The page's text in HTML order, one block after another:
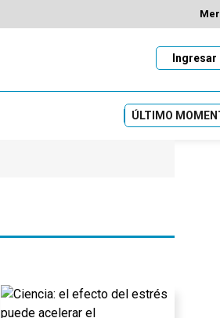
Ingresar
ÚLTIMO